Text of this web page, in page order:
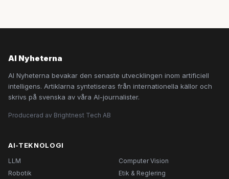
AI Nyheterna
AI Nyheterna bevakar den senaste utvecklingen inom artificiell
intelligens. Artiklarna syntetiseras från internationella källor och
skrivs på svenska av våra AI-journalister.
Producerad av Brightnest Tech AB
AI-TEKNOLOGI
LLM
Computer Vision
Robotik
Etik & Reglering